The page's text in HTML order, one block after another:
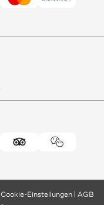
Cookie-Einstellungen AGB